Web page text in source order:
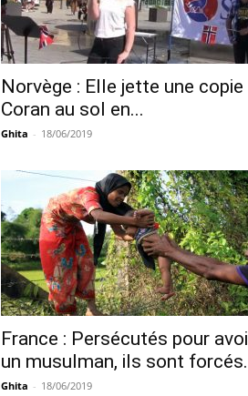
Norvège : Elle jette une copie
Coran au sol en...
Ghita - 18/06/2019
France : Persécutés pour
un musulman, ils sont
Ghita - 18/06/2019